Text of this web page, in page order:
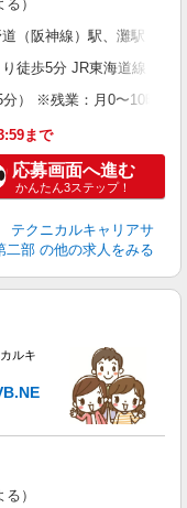
）
（阪神線）駅、灘駅
徒歩5分 JR東海道線「灘
） ※残業：月0〜10時間
まで
応募画面へ進む
かんたん3ステップ！
テクニカルキャリアサ
二部 の他の求人をみる
ルキ
）